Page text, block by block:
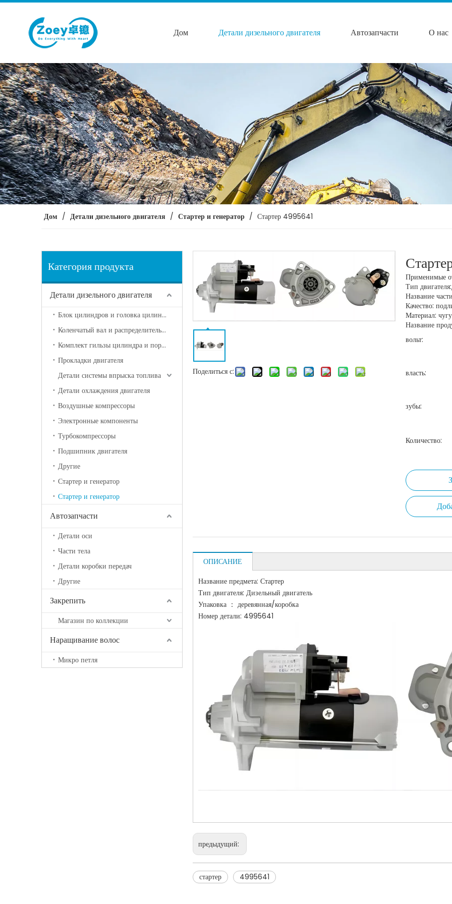
Дом Детали дизельного двигателя Автозапчасти О нас
Дом / Детали дизельного двигателя / Стартер и генератор / Стартер 4995641
Категория продукта
Детали дизельного двигателя
Блок цилиндров и головка цилиндра
Коленчатый вал и распределительный вал
Комплект гильзы цилиндра и поршня
Прокладки двигателя
Детали системы впрыска топлива
Детали охлаждения двигателя
Воздушные компрессоры
Электронные компоненты
Турбокомпрессоры
Подшипник двигателя
Другие
Стартер и генератор
Стартер и генератор
Автозапчасти
Детали оси
Части тела
Детали коробки передач
Другие
Закрепить
Магазин по коллекции
Наращивание волос
Микро петля
Поделиться с:
Применимые
Тип
Название
Качество:
Материал:
Название
вольт:
власть:
зубы:
Количество:
ОПИСАНИЕ
Название предмета: Стартер
Тип двигателя: Дизельный двигатель
Упаковка ： деревянная/коробка
Номер детали: 4995641
предыдущий:
стартер 4995641